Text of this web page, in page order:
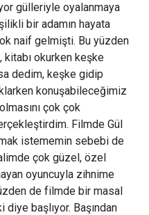
gülleriyle oyalanmaya
bir adamın hayata
naif gelmişti. Bu yüzden
kitabı okurken keşke
dedim, keşke gidip
konuşabileceğimiz
çok çok
Filmde Gül
istememin sebebi de
çok güzel, özel
oyuncuyla zihnime
de filmde bir masal
diye başlıyor. Başından